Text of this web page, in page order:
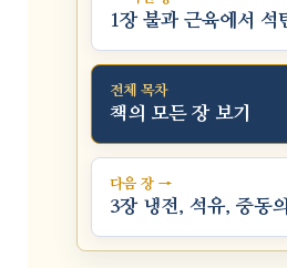
1장 불과 근육에서 석
전체 목차
책의 모든 장 보기
다음 장 →
3장 냉전, 석유, 중동